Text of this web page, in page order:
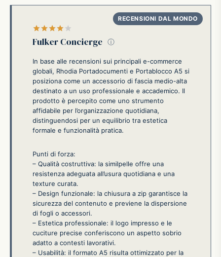
Fulker Concierge ⓘ
In base alle recensioni sui principali e-commerce
globali, Rhodia Portadocumenti e Portablocco A5 si
posiziona come un accessorio di fascia medio-alta
destinato a un uso professionale e accademico. Il
prodotto è percepito come uno strumento
affidabile per l’organizzazione quotidiana,
distinguendosi per un equilibrio tra estetica
formale e funzionalità pratica.
Punti di forza:
– Qualità costruttiva: la similpelle offre una
resistenza adeguata all’usura quotidiana e una
texture curata.
– Design funzionale: la chiusura a zip garantisce la
sicurezza del contenuto e previene la dispersione
di fogli o accessori.
– Estetica professionale: il logo impresso e le
cuciture precise conferiscono un aspetto sobrio
adatto a contesti lavorativi.
– Usabilità: il formato A5 risulta ottimizzato per la